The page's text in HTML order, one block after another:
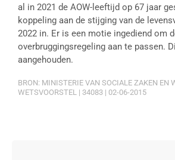
al in 2021 de AOW-leeftijd op 67 jaar
koppeling aan de stijging van de
2022 in. Er is een motie ingediend om
overbruggingsregeling aan te passen.
aangehouden.
BRON: MINISTERIE VAN SOCIALE ZAKEN EN
WETSVOORSTEL | 34083 | 02-06-2015